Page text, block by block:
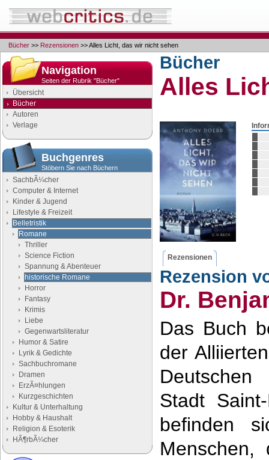
Bücher >> Rezensionen >> Alles Licht, das wir nicht sehen
Navigation
Seiten der Rubrik "Bücher"
Übersicht
Bücher
Autoren
Verlage
Buchgenres
Stöbern Sie nach Büchern
SachbÃ¼cher
Computer & Internet
Kinder & Jugend
Lifestyle & Freizeit
Belletristik
Romane
Thriller
Science Fiction
Spannung & Abenteuer
historische Romane
Horror
Fantasy
Krimis
Liebe
Gegenwartsliteratur
Humor & Satire
Lyrik & Gedichte
Sachbuchromane
Dramen
ErzÃ¤hlungen
Kurzgeschichten
Kultur & Unterhaltung
Hobby & Haushalt
Religion & Esoterik
HÃ¶rbÃ¼cher
Bücher
Alles
Rezensionen
Rezension
Dr.
Das Buch
der
Deutschen
Stadt
befinden
Menschen,